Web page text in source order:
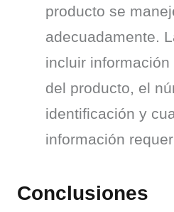
producto se
adecuadamente.
incluir
del producto, el
identificación y
información
Conclusiones